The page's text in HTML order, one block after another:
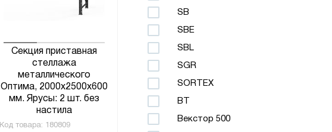
Секция приставная
стеллажа
металлического
Оптима, 2000x2500x600
мм. Ярусы: 2 шт. без
настила
Код товара: 180809
SB
SBE
SBL
SGR
SORTEX
ВТ
Векстор 500